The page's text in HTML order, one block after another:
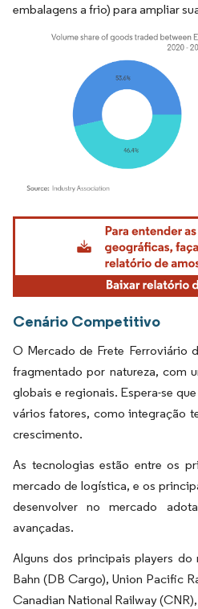
embalagens a frio) para ampliar
Imagem © Mordor Intelligence. O reuso
Cenário Competitivo
O Mercado de Frete Ferroviário
fragmentado por natureza, com
globais e regionais. Espera-se
vários fatores, como integração
crescimento.
As tecnologias estão entre os
mercado de logística, e os
desenvolver no mercado
avançadas.
Alguns dos principais players do
Bahn (DB Cargo), Union Pacific
Canadian National Railway